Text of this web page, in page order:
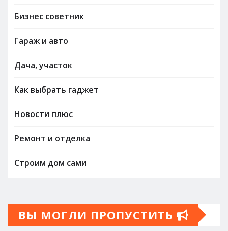
Бизнес советник
Гараж и авто
Дача, участок
Как выбрать гаджет
Новости плюс
Ремонт и отделка
Строим дом сами
ВЫ МОГЛИ ПРОПУСТИТЬ